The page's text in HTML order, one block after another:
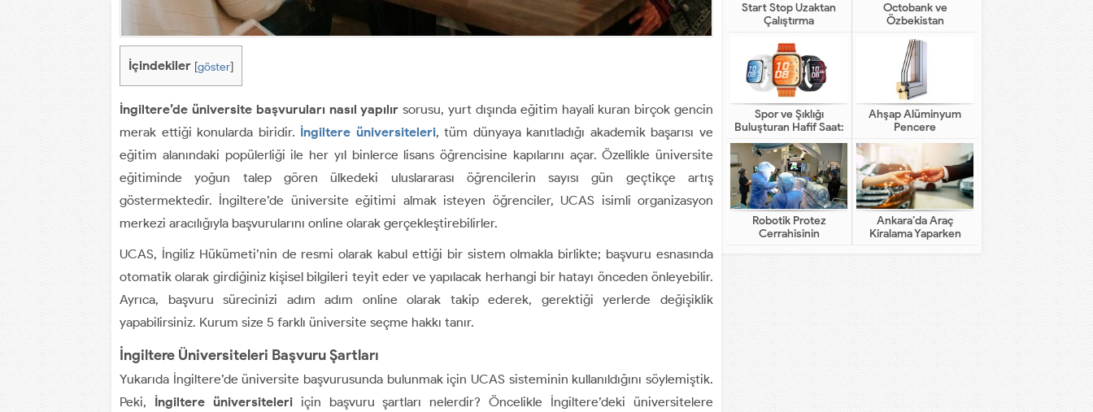
İçindekiler [göster]
İngiltere’de üniversite başvuruları nasıl yapılır sorusu, yurt dışında eğitim hayali kuran birçok gencin
merak ettiği konularda biridir. İngiltere üniversiteleri, tüm dünyaya kanıtladığı akademik başarısı ve
eğitim alanındaki popülerliği ile her yıl binlerce lisans öğrencisine kapılarını açar. Özellikle üniversite
eğitiminde yoğun talep gören ülkedeki uluslararası öğrencilerin sayısı gün geçtikçe artış
göstermektedir. İngiltere’de üniversite eğitimi almak isteyen öğrenciler, UCAS isimli organizasyon
merkezi aracılığıyla başvurularını online olarak gerçekleştirebilirler.
UCAS, İngiliz Hükümeti’nin de resmi olarak kabul ettiği bir sistem olmakla birlikte; başvuru esnasında
otomatik olarak girdiğiniz kişisel bilgileri teyit eder ve yapılacak herhangi bir hatayı önceden önleyebilir.
Ayrıca, başvuru sürecinizi adım adım online olarak takip ederek, gerektiği yerlerde değişiklik
yapabilirsiniz. Kurum size 5 farklı üniversite seçme hakkı tanır.
İngiltere Üniversiteleri Başvuru Şartları
Yukarıda İngiltere’de üniversite başvurusunda bulunmak için UCAS sisteminin kullanıldığını söylemiştik.
Peki, İngiltere üniversiteleriiçin başvuru şartları nelerdir? Öncelikle İngiltere’deki üniversitelere
Start Stop Uzaktan
Çalıştırma
Octobank ve
Özbekistan
Bankalarının Dijital
Finansal Altyapının
Gelişimindeki Yeni Rolü
Spor ve Şıklığı
Buluşturan Hafif Saat:
HUAWEI WATCH FIT 5
Pro
Ahşap Alüminyum
Pencere
Robotik Protez
Cerrahisinin
Geleneksel Cerrahiden
Farkı Nedir?
Ankara’da Araç
Kiralama Yaparken
Dikkat Edilecekler